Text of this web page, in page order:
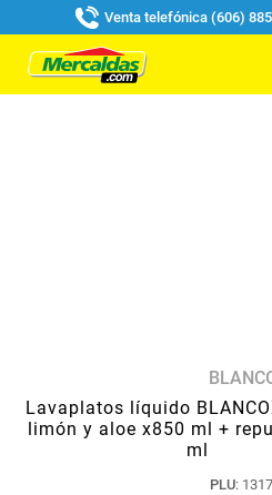
Venta telefónica (606)
Lavaplatos líquido
limón y aloe x850 ml +
ml
PLU: